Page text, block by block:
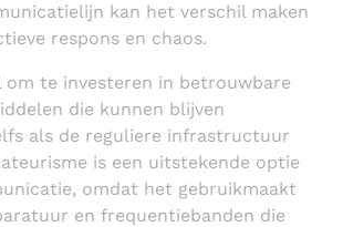
kan het verschil maken
respons en chaos.
om te investeren in betrouwbare
die kunnen blijven
als de reguliere infrastructuur
is een uitstekende optie
omdat het gebruikmaakt
en frequentiebanden die